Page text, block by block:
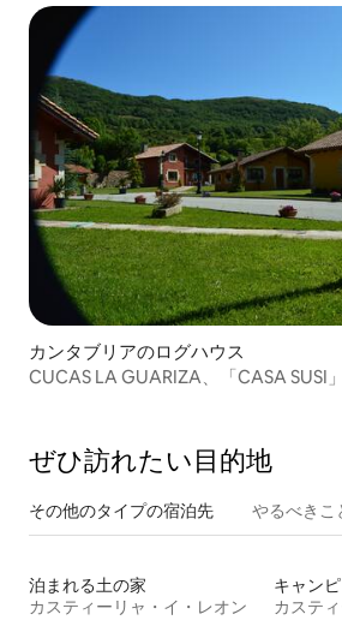
カンタブリアのログハウス
CUCAS LA GUARIZA、「CASA SUSI」
ぜひ訪⁠れ⁠た⁠い目⁠的⁠地
その他のタ⁠イ⁠プ⁠の宿⁠泊⁠先 やるべきこ
泊まれる土の家
カスティーリャ・イ・レオン
キャン
カステ